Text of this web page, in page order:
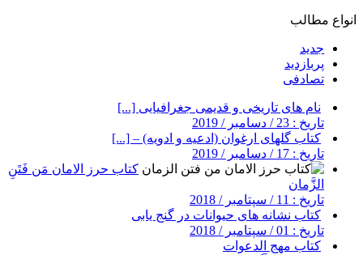
انواع مطالب
جدید
پربازدید
تصادفی
نام های تاریخی و قدیمی جغرافیایی [...]
تاریخ : 23 / دسامبر / 2019
کتاب گلهای ارغوان (ادعیه و ادویه) – [...]
تاریخ : 17 / دسامبر / 2019
کتاب حرز الامان مَن فَتَنِ
الزَّمان
تاریخ : 11 / سپتامبر / 2018
کتاب نشانه های حیوانات در گنج یابی
تاریخ : 01 / سپتامبر / 2018
کتاب مهج الدعوات